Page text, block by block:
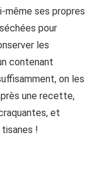
même ses propres
pour
les
contenant
on les
une recette,
et
!